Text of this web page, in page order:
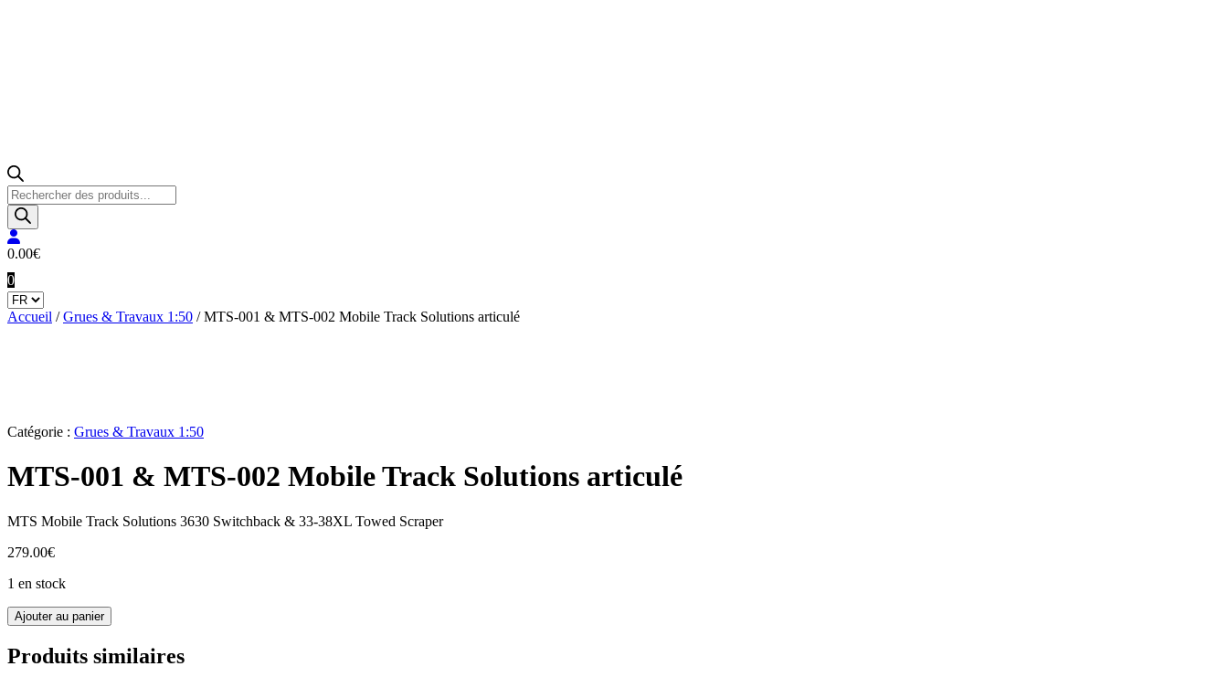
Recherche
de
produits
0.00€
0
Accueil /Grues & Travaux 1:50 / MTS-001 & MTS-002 Mobile Track Solutions articulé
Catégorie : Grues & Travaux 1:50
MTS-001 & MTS-002 Mobile Track Solutions articulé
MTS Mobile Track Solutions 3630 Switchback & 33-38XL Towed Scraper
279.00€
1 en stock
quantité
de
MTS-
001
Ajouter au panier
Produits similaires